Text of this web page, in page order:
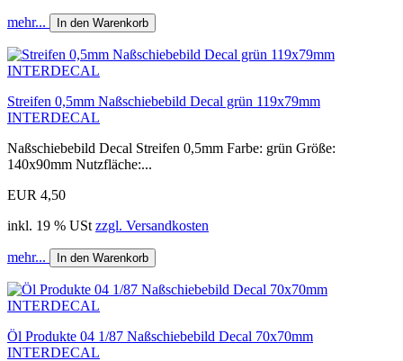
mehr... In den Warenkorb
Streifen 0,5mm Naßschiebebild Decal grün 119x79mm
INTERDECAL
Naßschiebebild Decal Streifen 0,5mm Farbe: grün Größe:
140x90mm Nutzfläche:...
EUR 4,50
inkl. 19 % USt zzgl. Versandkosten
mehr... In den Warenkorb
Öl Produkte 04 1/87 Naßschiebebild Decal 70x70mm
INTERDECAL